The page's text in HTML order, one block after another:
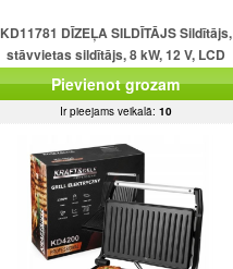
KD11781 DĪZEĻA SILDĪTĀJS Sildītājs,
stāvvietas sildītājs, 8 kW, 12 V, LCD
displejs, tīmekļa pārlūkpr
Pievienot grozam
Ir pieejams veikalā: 10